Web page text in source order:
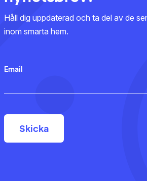
Håll dig uppdaterad och ta del av de
inom smarta hem.
Email